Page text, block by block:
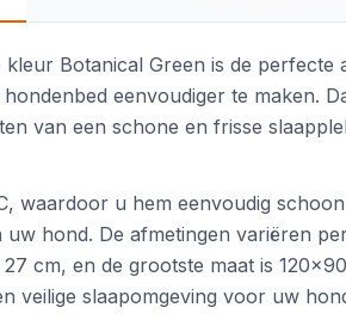
Botanical Green is de
eenvoudiger te maken.
van een schone en frisse
waardoor u hem eenvoudig
hond. De afmetingen variëren
cm, en de grootste maat is
veilige slaapomgeving voor uw